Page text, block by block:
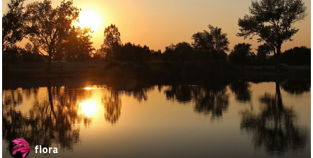
flora